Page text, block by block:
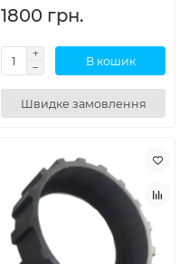
1800 грн.
В кошик
Швидке замовлення